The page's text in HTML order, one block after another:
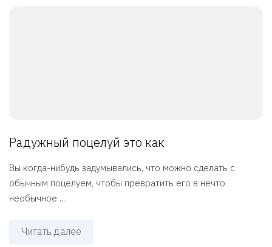
Радужный поцелуй это как
Вы когда-нибудь задумывались, что можно сделать с
обычным поцелуем, чтобы превратить его в нечто
необычное ...
Читать далее